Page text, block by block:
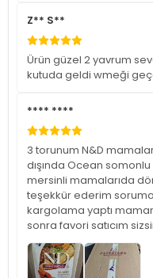
Z** S**
Ürün güzel 2 yavrum
kutuda geldi wmeği
**** ****
3 torunum N&D
dışında Ocean
mersinli mamalarıda
teşekkür ederim
kargolama yaptı
sonra favori satıcım